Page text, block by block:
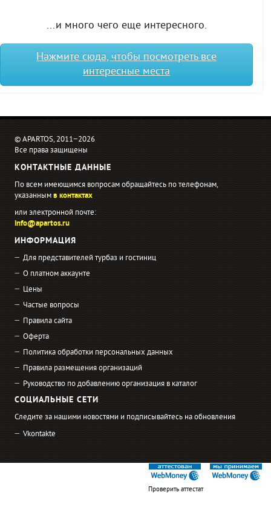
...и много чего еще интересного.
Нажмите сюда, чтобы посмотреть все
интересные места
© APARTOS, 2011−2026
Все права защищены
КОНТАКТНЫЕ ДАННЫЕ
По всем имеющимся вопросам обращайтесь по телефонам,
указаннымв контактах
или электронной почте:
info@apartos.ru
ИНФОРМАЦИЯ
Для представителей турбаз и гостиниц
О платном аккаунте
Цены
Частые вопросы
Правила сайта
Оферта
Политика обработки персональных данных
Правила размещения организаций
Руководство по добавлению организация в каталог
СОЦИАЛЬНЫЕ СЕТИ
Следите за нашими новостями и подписывайтесь на обновления
Vkontakte
Проверить аттестат